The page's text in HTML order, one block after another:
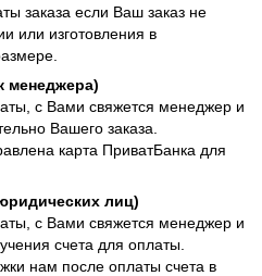
заказа если Ваш заказ не
или изготовления в
менеджера)
с Вами свяжется менеджер и
Вашего заказа.
карта ПриватБанка для
лиц)
с Вами свяжется менеджер и
счета для оплаты.
нам после оплаты счета в